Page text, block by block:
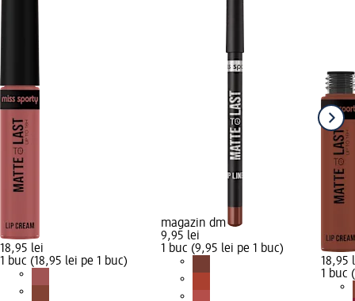
18,95 lei
1 buc (18,95 lei pe 1 buc)
magazin dm
9,95 lei
1 buc (9,95 lei pe 1 buc)
18,95
1 buc